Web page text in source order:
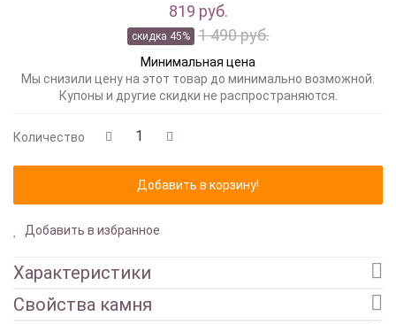
819 руб.
скидка 45% 1 490 руб.
Минимальная цена
Мы снизили цену на этот товар до минимально возможной.
Купоны и другие скидки не распространяются.
Количество
Добавить в избранное
Характеристики
Свойства камня